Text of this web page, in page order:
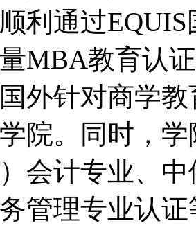
利通过
MBA教育认
外针对商学
院。同时，
会计专业、
管理专业认